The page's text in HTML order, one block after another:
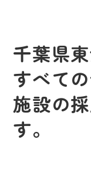
千葉県
すべて
施設の
す。